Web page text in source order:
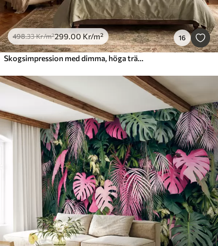
498.33Kr/m²299.00 Kr/m² 16
Skogsimpression med dimma, höga träd och en stig